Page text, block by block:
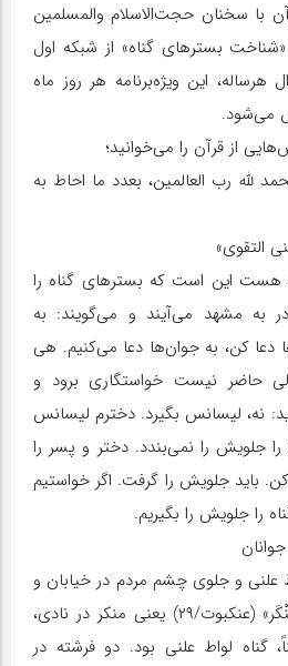
با سخنان حجت‌الاسلام والمسلمین
بسترهای گناه» از شبکه اول
این ویژه‌برنامه هر روز ماه
می‌شود.
از قرآن را می‌خوانید؛
لله رب العالمین، بعدد ما احاط به
التقوی»
هست این است که بسترهای گناه را
به مشهد می‌آیند و می‌گویند: به
دعا کن، به جوان‌ها دعا می‌کنیم. هی
حاضر نیست خواستگاری برود و
نه، لیسانس بگیرد. دخترم لیسانس
جلویش را نمی‌بندد. دختر و پسر را
باید جلویش را گرفت. اگر خواستیم
را جلویش را بگیریم.
علنی و جلوی چشم مردم در خیابان و
کوچه بود. «فِی نادِیکُمُ‏ الْمُنْکَر» (عنکبوت/۲۹) یعنی منکر در نادی،
گناه لواط علنی بود. دو فرشته در